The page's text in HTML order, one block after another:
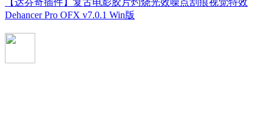
【达芬奇插件】复古电影胶片灼烧光效噪点刮痕视觉特效
Dehancer Pro OFX v7.0.1 Win版